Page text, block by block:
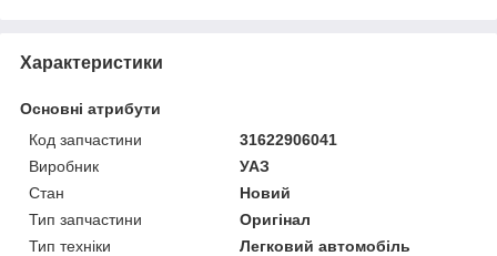
Характеристики
Основні атрибути
Код запчастини
31622906041
Виробник
УАЗ
Стан
Новий
Тип запчастини
Оригінал
Тип техніки
Легковий автомобіль